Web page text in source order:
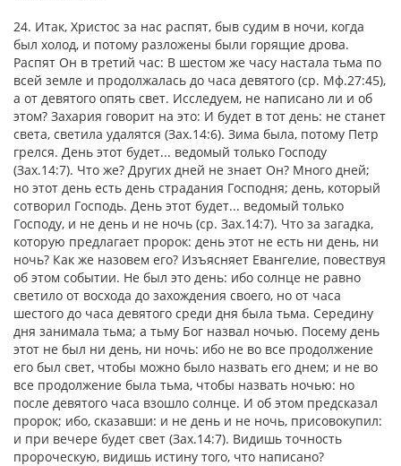
24. Итак, Христос за нас распят, быв судим в ночи, когда
был холод, и потому разложены были горящие дрова.
Распят Он в третий час: В шестом же часу настала тьма по
всей земле и продолжалась до часа девятого (ср. Мф.27:45),
а от девятого опять свет. Исследуем, не написано ли и об
этом? Захария говорит на это: И будет в тот день: не станет
света, светила удалятся (Зах.14:6). Зима была, потому Петр
грелся. День этот будет... ведомый только Господу
(Зах.14:7). Что же? Других дней не знает Он? Много дней;
но этот день есть день страдания Господня; день, который
сотворил Господь. День этот будет... ведомый только
Господу, и не день и не ночь (ср. Зах.14:7). Что за загадка,
которую предлагает пророк: день этот не есть ни день, ни
ночь? Как же назовем его? Изъясняет Евангелие, повествуя
об этом событии. Не был это день: ибо солнце не равно
светило от восхода до захождения своего, но от часа
шестого до часа девятого среди дня была тьма. Середину
дня занимала тьма; а тьму Бог назвал ночью. Посему день
этот не был ни день, ни ночь: ибо не во все продолжение
его был свет, чтобы можно было назвать его днем; и не во
все продолжение была тьма, чтобы назвать ночью: но
после девятого часа взошло солнце. И об этом предсказал
пророк; ибо, сказавши: и не день и не ночь, присовокупил:
и при вечере будет свет (Зах.14:7). Видишь точность
пророческую, видишь истину того, что написано?